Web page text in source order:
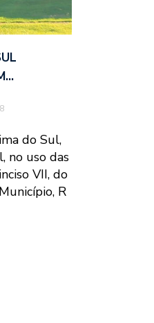
do Sul,
no uso das
VII, do
R